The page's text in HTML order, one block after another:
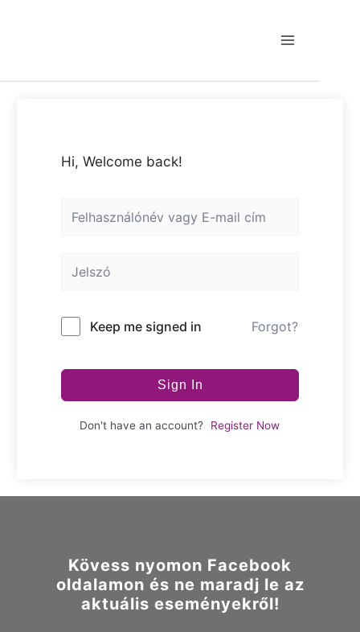
Hi, Welcome back!
Keep me signed in Forgot?
Sign In
Don't have an account? Register Now
Kövess nyomon Facebook
oldalamon és ne maradj le az
aktuális eseményekről!